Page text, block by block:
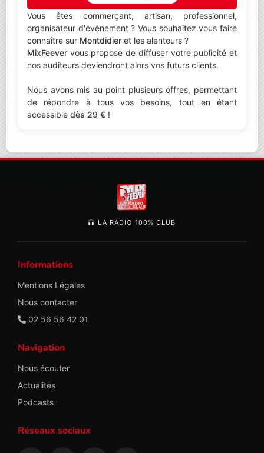
Vous êtes commerçant, artisan, professionnel,
organisateur d'évènement ? Vous souhaitez vous faire
connaître sur Montdidier et les alentours ?
MixFeever vous propose de diffuser votre publicité et
nos auditeurs deviendront alors vos futurs clients.
Nous avons mis au point plusieurs offres, permettant
de répondre à tous vos besoins, tout en étant
accessible dès 29 € !
LA RADIO 100% CLUB
Informations
Mentions Légales
Nous contacter
02 56 56 42 01
Navigation
Nous écouter
Actualités
Podcasts
Réseaux sociaux